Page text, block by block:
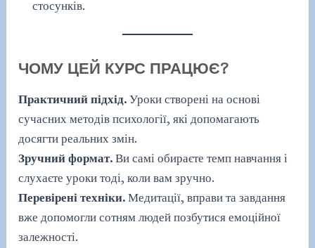
стосунків.
ЧОМУ ЦЕЙ КУРС ПРАЦЮЄ?
Практичний підхід.Уроки створені на основі
сучасних методів психології, які допомагають
досягти реальних змін.
Зручний формат.Ви самі обираєте темп навчання і
слухаєте уроки тоді, коли вам зручно.
Перевірені техніки.Медитації, вправи та завдання
вже допомогли сотням людей позбутися емоційної
залежності.